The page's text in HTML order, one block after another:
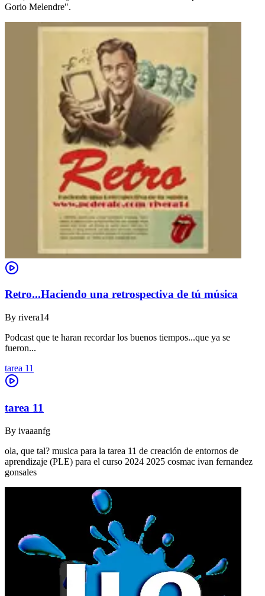
Gorio Melendre".
Retro...Haciendo una retrospectiva de tú música
By rivera14
Podcast que te haran recordar los buenos tiempos...que ya se
fueron...
tarea 11
tarea 11
By ivaaanfg
ola, que tal? musica para la tarea 11 de creación de entornos de
aprendizaje (PLE) para el curso 2024 2025 cosmac ivan fernandez
gonsales